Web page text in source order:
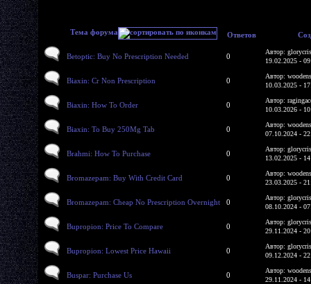
Тема форума Ответов
Betoptic: Buy No Prescription Needed 0
Автор:
19.02.2025 -
Biaxin: Cr Non Prescription 0
Автор:
10.03.2025 -
Biaxin: How To Order 0
Автор:
10.03.2026 -
Biaxin: To Buy 250Mg Tab 0
Автор:
07.10.2024 -
Brahmi: How To Purchase 0
Автор:
13.02.2025 -
Bromazepam: Buy With Credit Card 0
Автор:
23.03.2025 -
Bromazepam: Cheap No Prescription Overnight 0
Автор:
08.10.2024 -
Bupropion: Price To Compare 0
Автор:
29.11.2024 -
Bupropion: Lowest Price Hawaii 0
Автор:
09.12.2024 -
Buspar: Purchase Us 0
Автор:
29.11.2024 -